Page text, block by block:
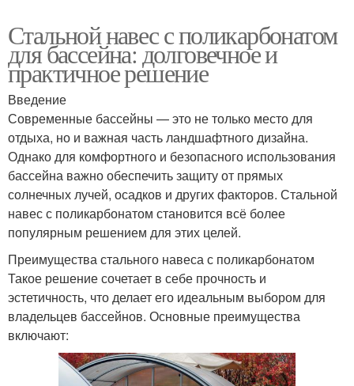
Стальной навес с поликарбонатом
для бассейна: долговечное и
практичное решение
Введение
Современные бассейны — это не только место для
отдыха, но и важная часть ландшафтного дизайна.
Однако для комфортного и безопасного использования
бассейна важно обеспечить защиту от прямых
солнечных лучей, осадков и других факторов. Стальной
навес с поликарбонатом становится всё более
популярным решением для этих целей.
Преимущества стального навеса с поликарбонатом
Такое решение сочетает в себе прочность и
эстетичность, что делает его идеальным выбором для
владельцев бассейнов. Основные преимущества
включают: